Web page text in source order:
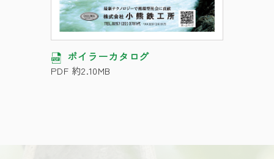
ボイラーカタログ
PDF 約2.10MB